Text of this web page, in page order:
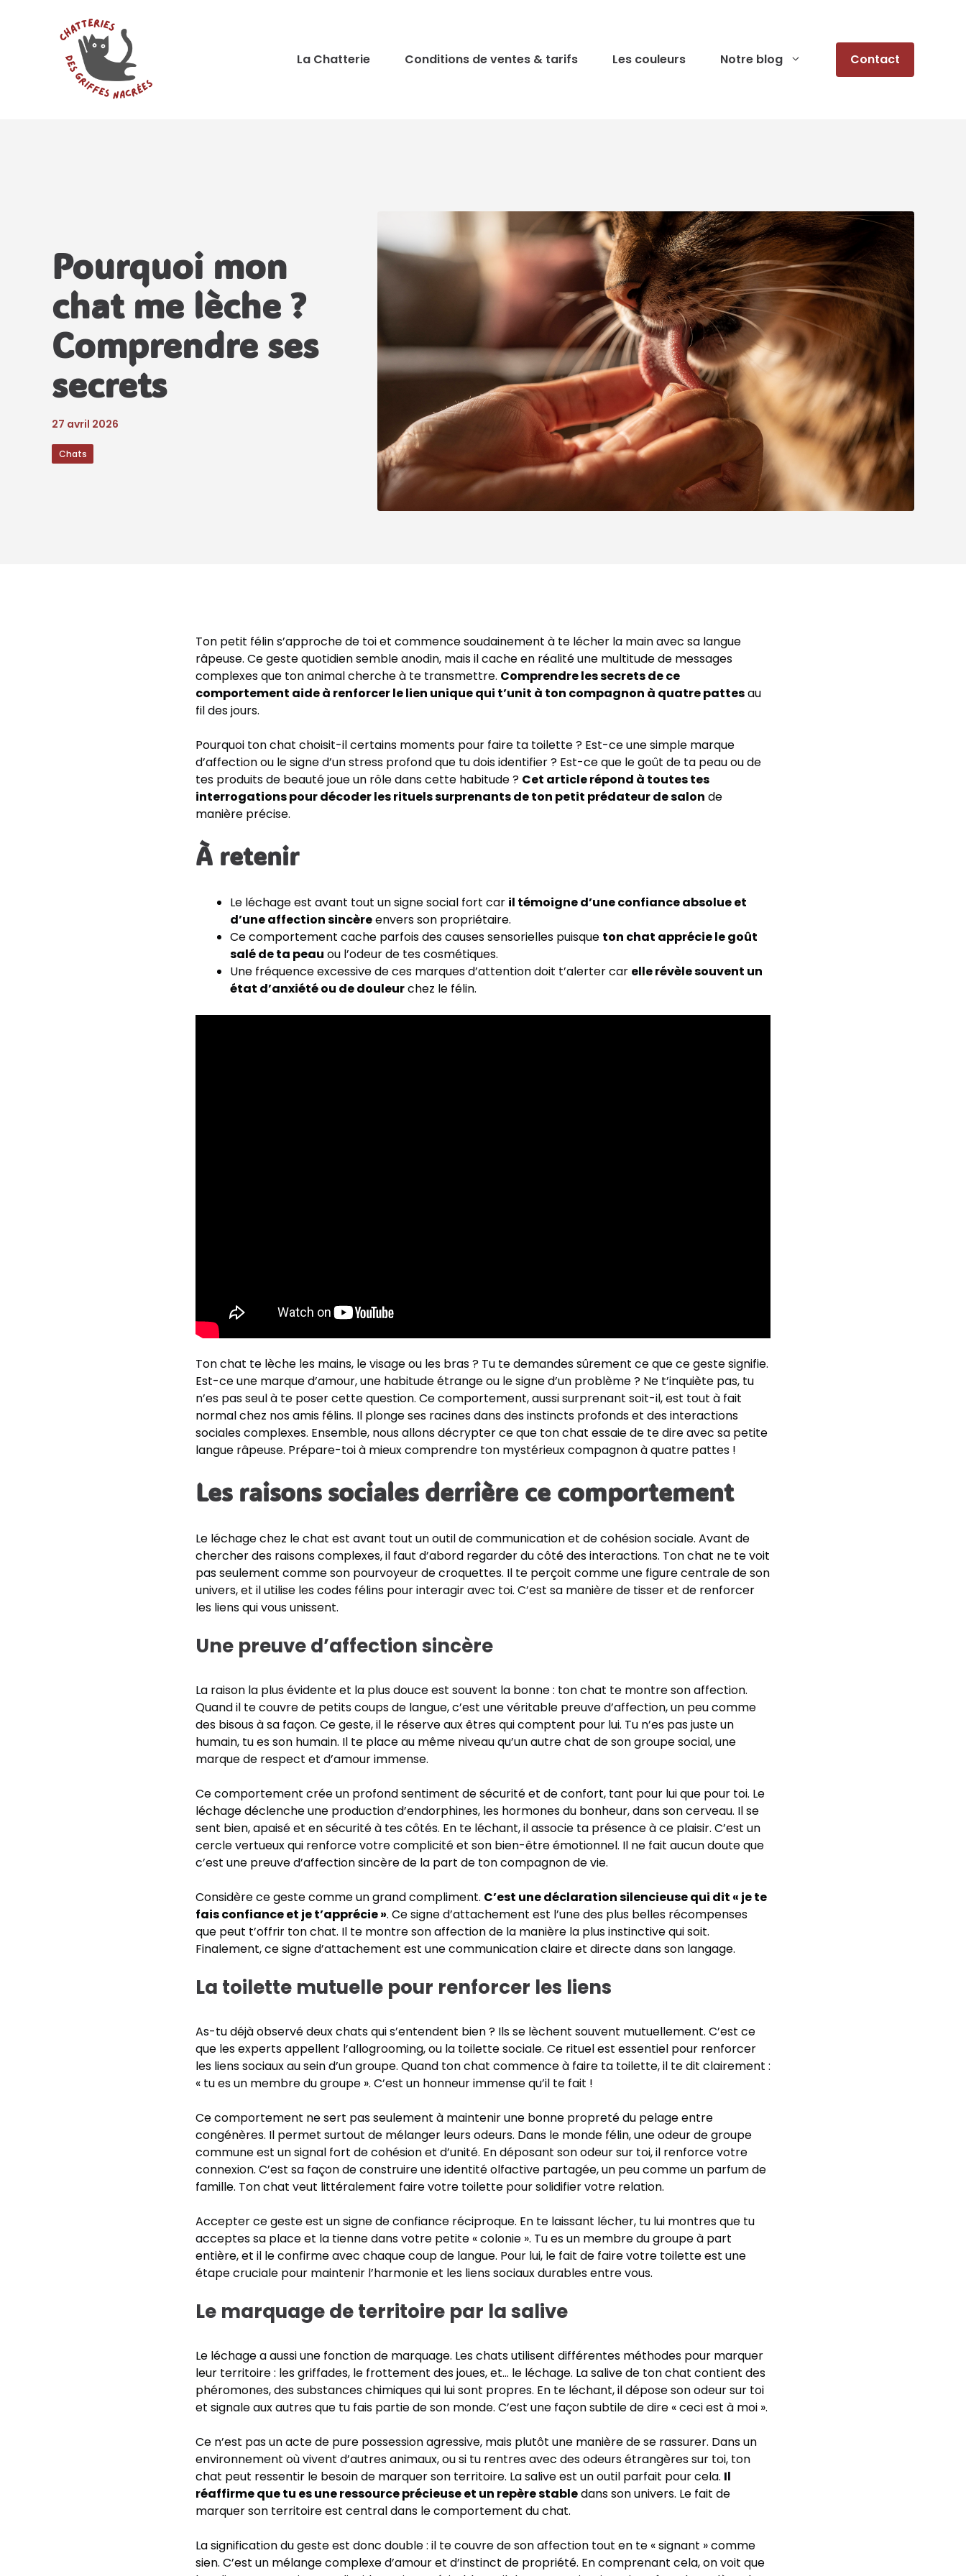
La Chatterie
Conditions de ventes & tarifs Les couleurs Notre blog Contact
Pourquoi mon
chat me lèche ?
Comprendre ses
secrets
27 avril 2026
Chats
Ton petit félin s’approche de toi et commence soudainement à te lécher la main avec sa langue
râpeuse. Ce geste quotidien semble anodin, mais il cache en réalité une multitude de messages
complexes que ton animal cherche à te transmettre. Comprendre les secrets de ce
comportement aide à renforcer le lien unique qui t’unit à ton compagnon à quatre pattesau
fil des jours.
Pourquoi ton chat choisit-il certains moments pour faire ta toilette ? Est-ce une simple marque
d’affection ou le signe d’un stress profond que tu dois identifier ? Est-ce que le goût de ta peau ou de
tes produits de beauté joue un rôle dans cette habitude ? Cet article répond à toutes tes
interrogations pour décoder les rituels surprenants de ton petit prédateur de salon de
manière précise.
À retenir
Le léchage est avant tout un signe social fort car il témoigne d’une confiance absolue et
d’une affection sincèreenvers son propriétaire.
Ce comportement cache parfois des causes sensorielles puisque ton chat apprécie le goût
salé de ta peau ou l’odeur de tes cosmétiques.
Une fréquence excessive de ces marques d’attention doit t’alerter car elle révèle souvent un
état d’anxiété ou de douleurchez le félin.
Ton chat te lèche les mains, le visage ou les bras ? Tu te demandes sûrement ce que ce geste signifie.
Est-ce une marque d’amour, une habitude étrange ou le signe d’un problème ? Ne t’inquiète pas, tu
n’es pas seul à te poser cette question. Ce comportement, aussi surprenant soit-il, est tout à fait
normal chez nos amis félins. Il plonge ses racines dans des instincts profonds et des interactions
sociales complexes. Ensemble, nous allons décrypter ce que ton chat essaie de te dire avec sa petite
langue râpeuse. Prépare-toi à mieux comprendre ton mystérieux compagnon à quatre pattes !
Les raisons sociales derrière ce comportement
Le léchage chez le chat est avant tout un outil de communication et de cohésion sociale. Avant de
chercher des raisons complexes, il faut d’abord regarder du côté des interactions. Ton chat ne te voit
pas seulement comme son pourvoyeur de croquettes. Il te perçoit comme une figure centrale de son
univers, et il utilise les codes félins pour interagir avec toi. C’est sa manière de tisser et de renforcer
les liens qui vous unissent.
Une preuve d’affection sincère
La raison la plus évidente et la plus douce est souvent la bonne : ton chat te montre son affection.
Quand il te couvre de petits coups de langue, c’est une véritable preuve d’affection, un peu comme
des bisous à sa façon. Ce geste, il le réserve aux êtres qui comptent pour lui. Tu n’es pas juste un
humain, tu es son humain. Il te place au même niveau qu’un autre chat de son groupe social, une
marque de respect et d’amour immense.
Ce comportement crée un profond sentiment de sécurité et de confort, tant pour lui que pour toi. Le
léchage déclenche une production d’endorphines, les hormones du bonheur, dans son cerveau. Il se
sent bien, apaisé et en sécurité à tes côtés. En te léchant, il associe ta présence à ce plaisir. C’est un
cercle vertueux qui renforce votre complicité et son bien-être émotionnel. Il ne fait aucun doute que
c’est une preuve d’affection sincère de la part de ton compagnon de vie.
Considère ce geste comme un grand compliment. C’est une déclaration silencieuse qui dit « je te
fais confiance et je t’apprécie ». Ce signe d’attachement est l’une des plus belles récompenses
que peut t’offrir ton chat. Il te montre son affection de la manière la plus instinctive qui soit.
Finalement, ce signe d’attachement est une communication claire et directe dans son langage.
La toilette mutuelle pour renforcer les liens
As-tu déjà observé deux chats qui s’entendent bien ? Ils se lèchent souvent mutuellement. C’est ce
que les experts appellent l’allogrooming, ou la toilette sociale. Ce rituel est essentiel pour renforcer
les liens sociaux au sein d’un groupe. Quand ton chat commence à faire ta toilette, il te dit clairement :
« tu es un membre du groupe ». C’est un honneur immense qu’il te fait !
Ce comportement ne sert pas seulement à maintenir une bonne propreté du pelage entre
congénères. Il permet surtout de mélanger leurs odeurs. Dans le monde félin, une odeur de groupe
commune est un signal fort de cohésion et d’unité. En déposant son odeur sur toi, il renforce votre
connexion. C’est sa façon de construire une identité olfactive partagée, un peu comme un parfum de
famille. Ton chat veut littéralement faire votre toilette pour solidifier votre relation.
Accepter ce geste est un signe de confiance réciproque. En te laissant lécher, tu lui montres que tu
acceptes sa place et la tienne dans votre petite « colonie ». Tu es un membre du groupe à part
entière, et il le confirme avec chaque coup de langue. Pour lui, le fait de faire votre toilette est une
étape cruciale pour maintenir l’harmonie et les liens sociaux durables entre vous.
Le marquage de territoire par la salive
Le léchage a aussi une fonction de marquage. Les chats utilisent différentes méthodes pour marquer
leur territoire : les griffades, le frottement des joues, et… le léchage. La salive de ton chat contient des
phéromones, des substances chimiques qui lui sont propres. En te léchant, il dépose son odeur sur toi
et signale aux autres que tu fais partie de son monde. C’est une façon subtile de dire « ceci est à moi ».
Ce n’est pas un acte de pure possession agressive, mais plutôt une manière de se rassurer. Dans un
environnement où vivent d’autres animaux, ou si tu rentres avec des odeurs étrangères sur toi, ton
chat peut ressentir le besoin de marquer son territoire. La salive est un outil parfait pour cela. Il
réaffirme que tu es une ressource précieuse et un repère stabledans son univers. Le fait de
marquer son territoire est central dans le comportement du chat.
La signification du geste est donc double : il te couvre de son affection tout en te « signant » comme
sien. C’est un mélange complexe d’amour et d’instinct de propriété. En comprenant cela, on voit que